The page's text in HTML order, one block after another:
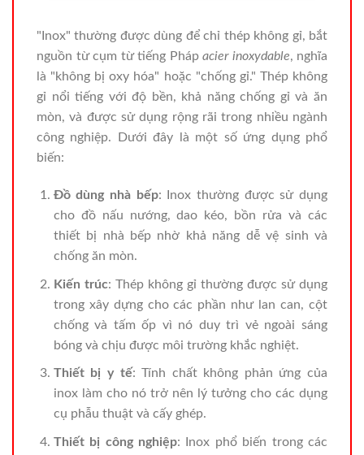
"Inox" thường được dùng để chỉ thép không gỉ, bắt
nguồn từ cụm từ tiếng Pháp acier inoxydable, nghĩa
là "không bị oxy hóa" hoặc "chống gỉ." Thép không
gỉ nổi tiếng với độ bền, khả năng chống gỉ và ăn
mòn, và được sử dụng rộng rãi trong nhiều ngành
công nghiệp. Dưới đây là một số ứng dụng phổ
biến:
Đồ dùng nhà bếp: Inox thường được sử dụng
cho đồ nấu nướng, dao kéo, bồn rửa và các
thiết bị nhà bếp nhờ khả năng dễ vệ sinh và
chống ăn mòn.
Kiến trúc: Thép không gỉ thường được sử dụng
trong xây dựng cho các phần như lan can, cột
chống và tấm ốp vì nó duy trì vẻ ngoài sáng
bóng và chịu được môi trường khắc nghiệt.
Thiết bị y tế: Tính chất không phản ứng của
inox làm cho nó trở nên lý tưởng cho các dụng
cụ phẫu thuật và cấy ghép.
Thiết bị công nghiệp: Inox phổ biến trong các